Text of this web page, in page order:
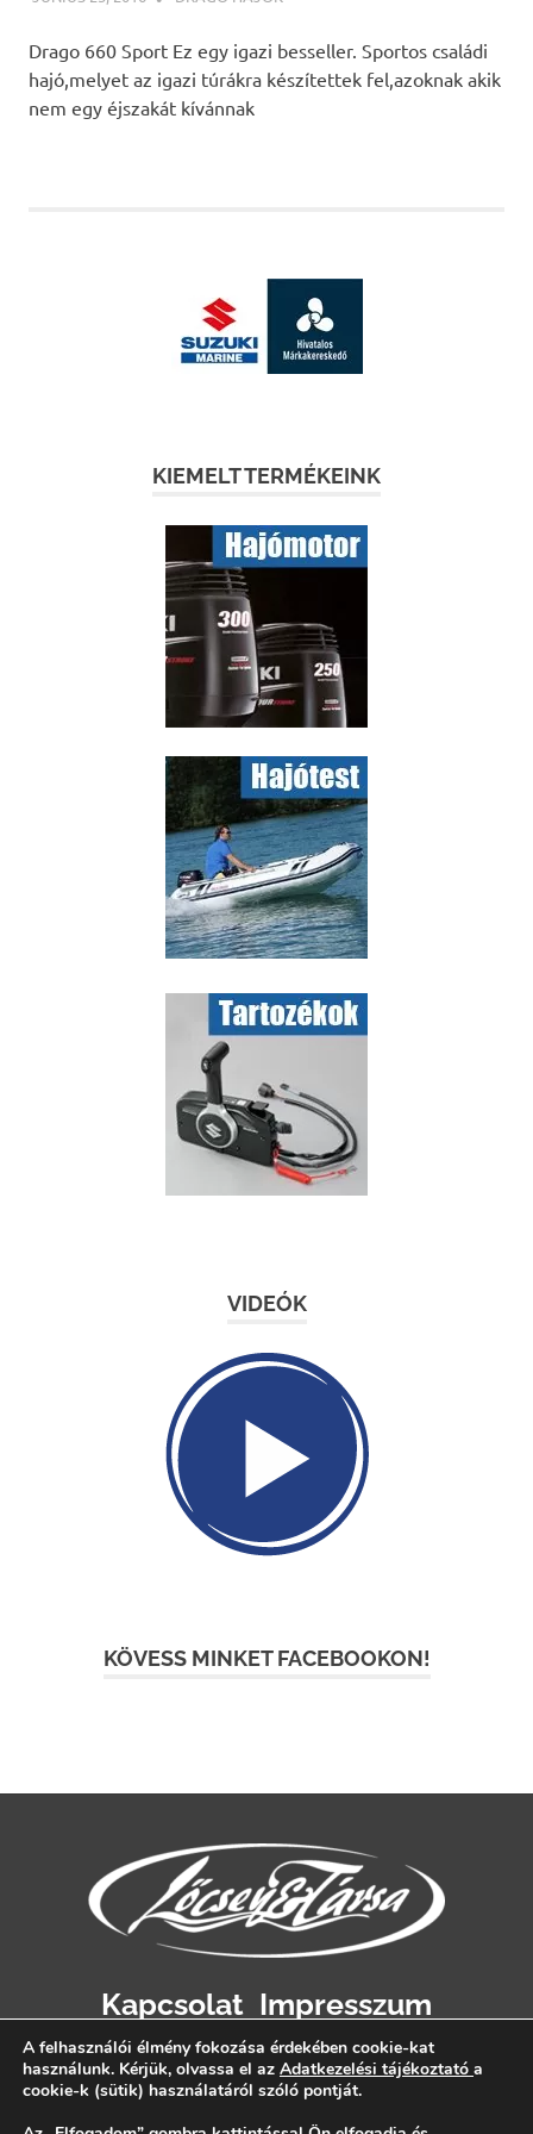
Drago 660 Sport Ez egy igazi besseller. Sportos családi
hajó,melyet az igazi túrákra készítettek fel,azoknak akik
nem egy éjszakát kívánnak
KIEMELT TERMÉKEINK
VIDEÓK
KÖVESS MINKET FACEBOOKON!
Kapcsolat Impresszum
Adatvédelem
A felhasználói élmény fokozása érdekében cookie-kat
használunk. Kérjük, olvassa el az Adatkezelési tájékoztató a
cookie-k (sütik) használatáról szóló pontját.